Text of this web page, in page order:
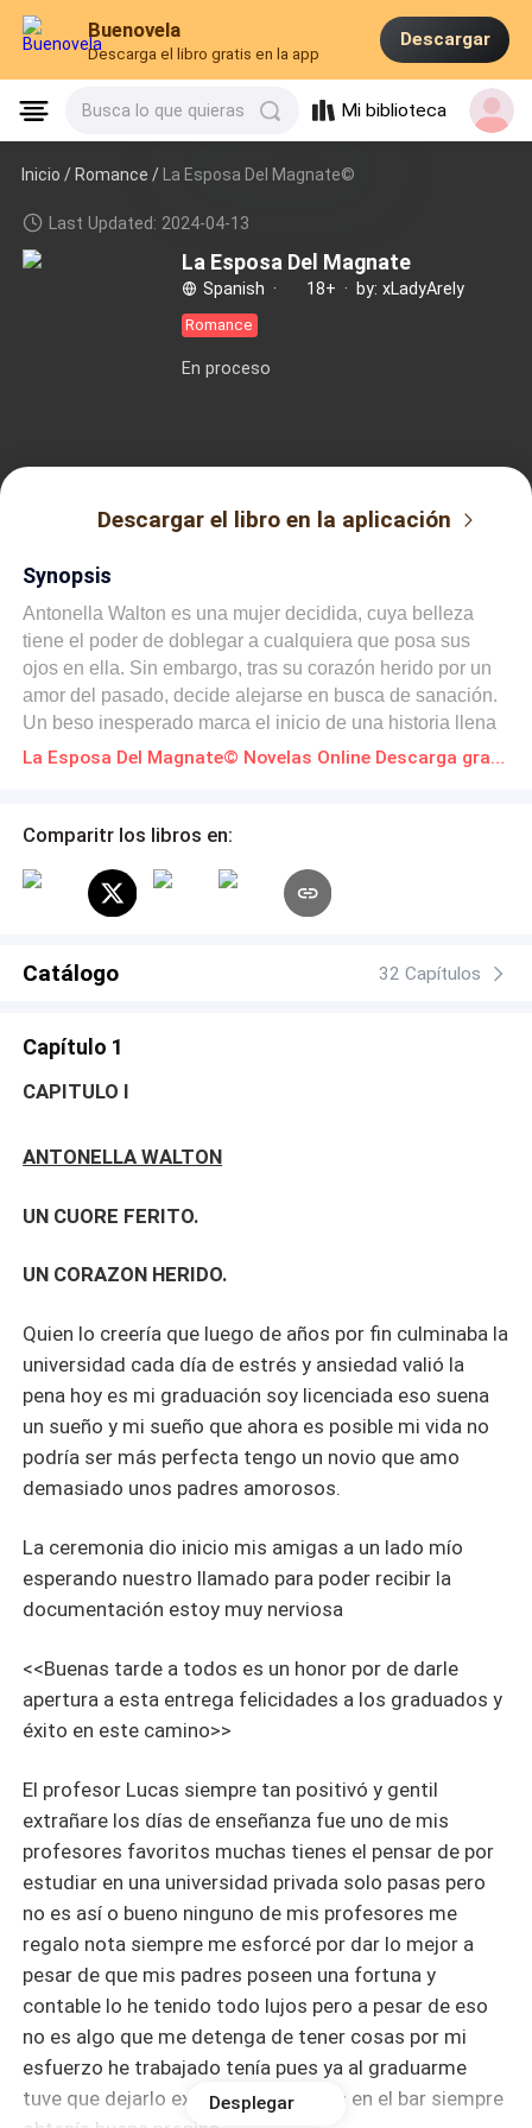
Buenovela
Descarga el libro gratis en la app
Descargar
Busca lo que quieras Mi biblioteca
Inicio /Romance / La Esposa Del Magnate©
Last Updated: 2024-04-13
La Esposa Del Magnate
Spanish · 18+ · by: xLadyArely
Romance
En proceso
Descargar el libro en la aplicación
Synopsis
Antonella Walton es una mujer decidida, cuya belleza
tiene el poder de doblegar a cualquiera que posa sus
ojos en ella. Sin embargo, tras su corazón herido por un
amor del pasado, decide alejarse en busca de sanación.
Un beso inesperado marca el inicio de una historia llena
de pasión, mentiras y venganza. Pero como en toda
esfuerzos por negarlo, el nuevo amor que encuentra solo
llegada de nuevos amores, incluyendo un apasionado
hombre ruso, desencadena un juego morboso lleno de
o solo una trampa más en el camino de Antonella hacia la
La Esposa Del Magnate© Novelas Online Descarga gratuita de PDF
Comparitr los libros en:
Catálogo 32 Capítulos
Capítulo 1
CAPITULO I
ANTONELLA WALTON
UN CUORE FERITO.
UN CORAZON HERIDO.
Quien lo creería que luego de años por fin culminaba la
universidad cada día de estrés y ansiedad valió la
pena hoy es mi graduación soy licenciada eso suena
un sueño y mi sueño que ahora es posible mi vida no
podría ser más perfecta tengo un novio que amo
demasiado unos padres amorosos.
La ceremonia dio inicio mis amigas a un lado mío
esperando nuestro llamado para poder recibir la
documentación estoy muy nerviosa
<<Buenas tarde a todos es un honor por de darle
apertura a esta entrega felicidades a los graduados y
éxito en este camino>>
El profesor Lucas siempre tan positivó y gentil
extrañare los días de enseñanza fue uno de mis
profesores favoritos muchas tienes el pensar de por
estudiar en una universidad privada solo pasas pero
no es así o bueno ninguno de mis profesores me
regalo nota siempre me esforcé por dar lo mejor a
pesar de que mis padres poseen una fortuna y
contable lo he tenido todo lujos pero a pesar de eso
no es algo que me detenga de tener cosas por mi
esfuerzo he trabajado tenía pues ya al graduarme
tuve que dejarlo extrañaré las cosas en el bar siempre
Desplegar